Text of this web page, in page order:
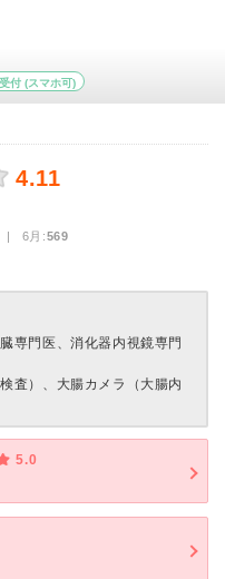
付 (スマホ可)
4.11
| 6月:569
専門医、消化器内視鏡専門
査）、大腸カメラ（大腸内
5.0